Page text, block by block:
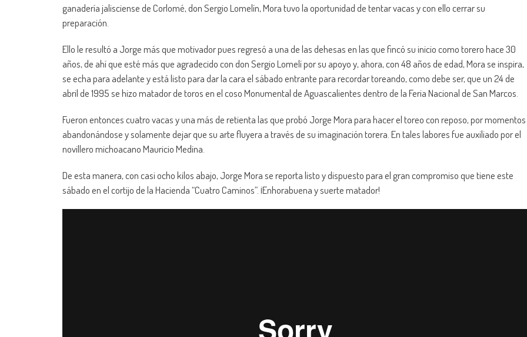
ganadería jalisciense de Corlomé, don Sergio Lomelín, Mora tuvo la oportunidad de tentar vacas y con ello cerrar su
preparación.
Ello le resultó a Jorge más que motivador pues regresó a una de las dehesas en las que fincó su inicio como torero hace 30
años, de ahí que esté más que agradecido con don Sergio Lomelí por su apoyo y, ahora, con 48 años de edad, Mora se inspira,
se echa para adelante y está listo para dar la cara el sábado entrante para recordar toreando, como debe ser, que un 24 de
abril de 1995 se hizo matador de toros en el coso Monumental de Aguascalientes dentro de la Feria Nacional de San Marcos.
Fueron entonces cuatro vacas y una más de retienta las que probó Jorge Mora para hacer el toreo con reposo, por momentos
abandonándose y solamente dejar que su arte fluyera a través de su imaginación torera. En tales labores fue auxiliado por el
novillero michoacano Mauricio Medina.
De esta manera, con casi ocho kilos abajo, Jorge Mora se reporta listo y dispuesto para el gran compromiso que tiene este
sábado en el cortijo de la Hacienda “Cuatro Caminos”. ¡Enhorabuena y suerte matador!